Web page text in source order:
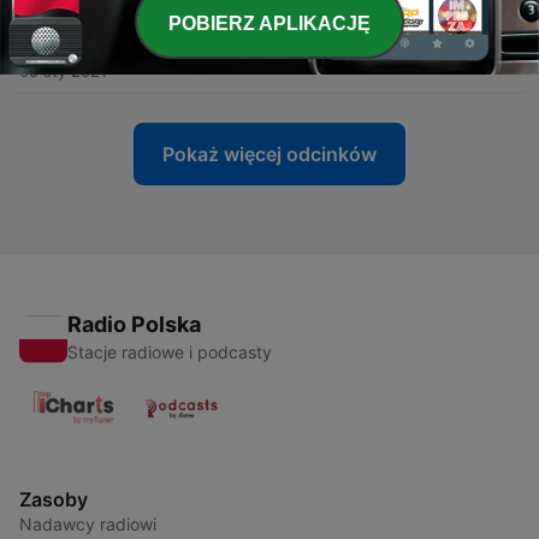
3 - O Ani, co nie słuchała. 🙉
05 sty 2021
Pokaż więcej odcinków
Radio Polska
Stacje radiowe i podcasty
Zasoby
Nadawcy radiowi
POBIERZ APLIKACJĘ